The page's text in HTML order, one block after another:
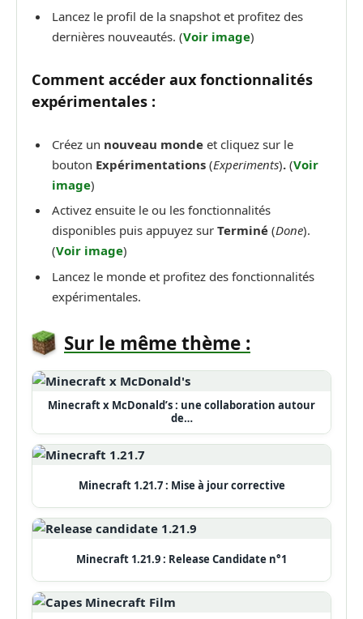
Lancez le profil de la snapshot et profitez des
dernières nouveautés. (Voir image)
Comment accéder aux fonctionnalités
expérimentales :
Créez un nouveau monde et cliquez sur le
bouton Expérimentations (Experiments). (Voir
image)
Activez ensuite le ou les fonctionnalités
disponibles puis appuyez sur Terminé (Done).
(Voir image)
Lancez le monde et profitez des fonctionnalités
expérimentales.
Sur le même thème :
Minecraft x McDonald’s : une collaboration autour
de…
Minecraft 1.21.7 : Mise à jour corrective
Minecraft 1.21.9 : Release Candidate n°1